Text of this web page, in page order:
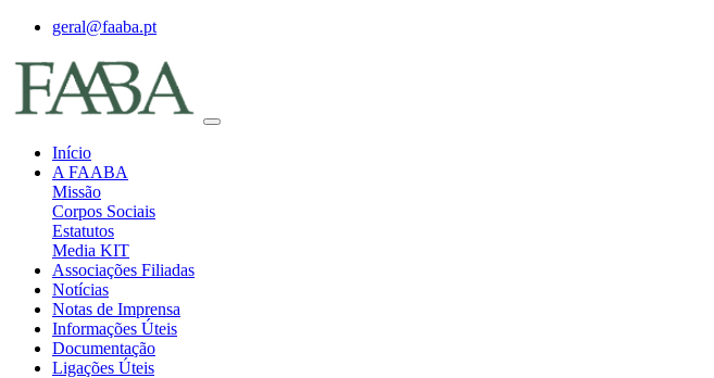
geral@faaba.pt
Início
A FAABA
Missão
Corpos Sociais
Estatutos
Media KIT
Associações Filiadas
Notícias
Notas de Imprensa
Informações Úteis
Documentação
Ligações Úteis